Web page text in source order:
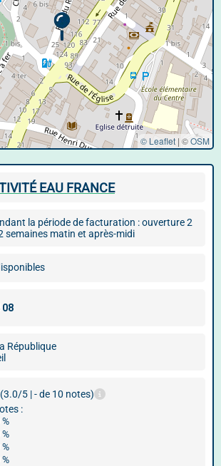
© Leaflet | ©OSM
EAU FRANCE
la période de facturation : ouverture 2
semaines matin et après-midi
République
(3.0/5 | - de 10 notes)
: